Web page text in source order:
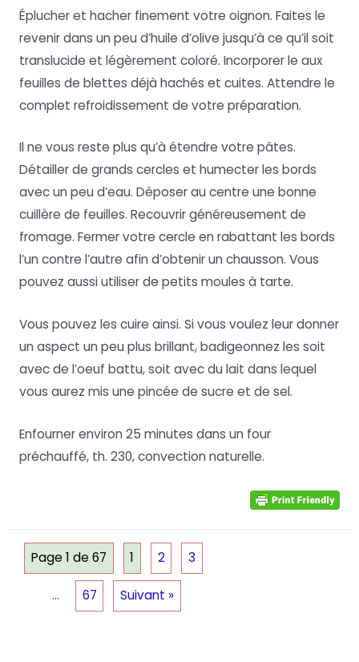
Éplucher et hacher finement votre oignon. Faites le
revenir dans un peu d’huile d’olive jusqu’à ce qu’il soit
translucide et légèrement coloré. Incorporer le aux
feuilles de blettes déjà hachés et cuites. Attendre le
complet refroidissement de votre préparation.
Il ne vous reste plus qu’à étendre votre pâtes.
Détailler de grands cercles et humecter les bords
avec un peu d’eau. Déposer au centre une bonne
cuillère de feuilles. Recouvrir généreusement de
fromage. Fermer votre cercle en rabattant les bords
l’un contre l’autre afin d’obtenir un chausson. Vous
pouvez aussi utiliser de petits moules à tarte.
Vous pouvez les cuire ainsi. Si vous voulez leur donner
un aspect un peu plus brillant, badigeonnez les soit
avec de l’oeuf battu, soit avec du lait dans lequel
vous aurez mis une pincée de sucre et de sel.
Enfourner environ 25 minutes dans un four
préchauffé, th. 230, convection naturelle.
Page 1 de 67 1 2 3
… 67 Suivant »